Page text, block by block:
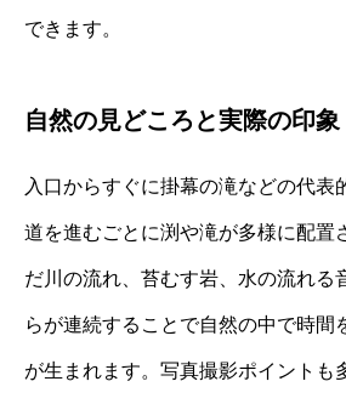
できます。
自然の見どころと実際の印象
入口からすぐに掛幕の滝などの代表
道を進むごとに渕や滝が多様に配置
だ川の流れ、苔むす岩、水の流れる
らが連続することで自然の中で時間
が生まれます。写真撮影ポイントも